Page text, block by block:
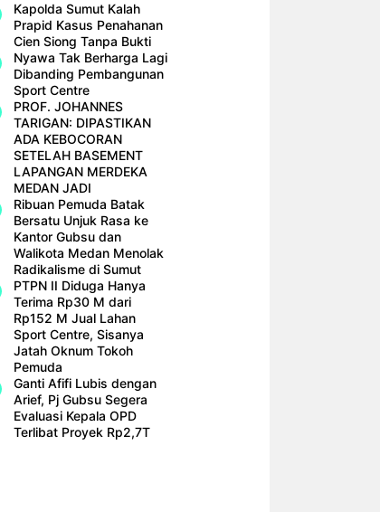
Kapolda Sumut Kalah
Prapid Kasus Penahanan
Cien Siong Tanpa Bukti
Nyawa Tak Berharga Lagi
Dibanding Pembangunan
Sport Centre
PROF. JOHANNES
TARIGAN: DIPASTIKAN
ADA KEBOCORAN
SETELAH BASEMENT
LAPANGAN MERDEKA
MEDAN JADI
Ribuan Pemuda Batak
Bersatu Unjuk Rasa ke
Kantor Gubsu dan
Walikota Medan Menolak
Radikalisme di Sumut
PTPN II Diduga Hanya
Terima Rp30 M dari
Rp152 M Jual Lahan
Sport Centre, Sisanya
Jatah Oknum Tokoh
Pemuda
Ganti Afifi Lubis dengan
Arief, Pj Gubsu Segera
Evaluasi Kepala OPD
Terlibat Proyek Rp2,7T